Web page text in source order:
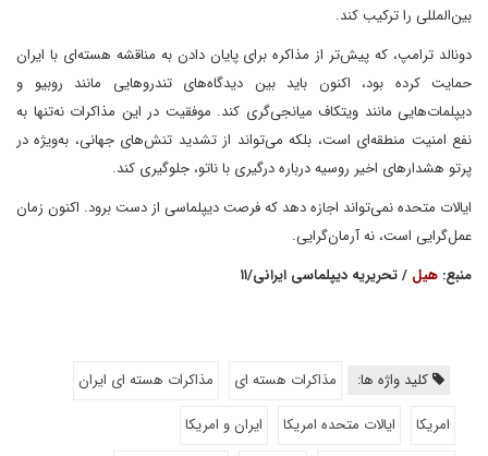
بین‌المللی را ترکیب کند.
دونالد ترامپ، که پیش‌تر از مذاکره برای پایان دادن به مناقشه هسته‌ای با ایران
حمایت کرده بود، اکنون باید بین دیدگاه‌های تندروهایی مانند روبیو و
دیپلمات‌هایی مانند ویتکاف میانجی‌گری کند. موفقیت در این مذاکرات نه‌تنها به
نفع امنیت منطقه‌ای است، بلکه می‌تواند از تشدید تنش‌های جهانی، به‌ویژه در
پرتو هشدارهای اخیر روسیه درباره درگیری با ناتو، جلوگیری کند.
ایالات متحده نمی‌تواند اجازه دهد که فرصت دیپلماسی از دست برود. اکنون زمان
عمل‌گرایی است، نه آرمان‌گرایی.
منبع: هیل / تحریریه دیپلماسی ایرانی/۱۱
کلید واژه ها: مذاکرات هسته ای
مذاکرات هسته ای ایران
امریکا
ایالات متحده امریکا
ایران و امریکا